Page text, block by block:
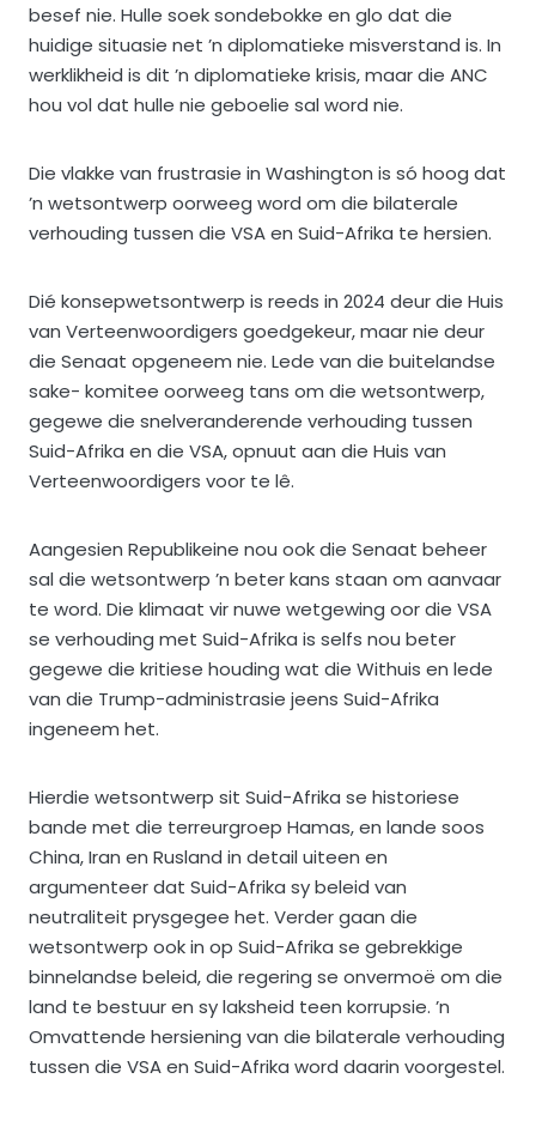
besef nie. Hulle soek sondebokke en glo dat die
huidige situasie net ’n diplomatieke misverstand is. In
werklikheid is dit ’n diplomatieke krisis, maar die ANC
hou vol dat hulle nie geboelie sal word nie.
Die vlakke van frustrasie in Washington is só hoog dat
’n wetsontwerp oorweeg word om die bilaterale
verhouding tussen die VSA en Suid-Afrika te hersien.
Dié konsepwetsontwerp is reeds in 2024 deur die Huis
van Verteenwoordigers goedgekeur, maar nie deur
die Senaat opgeneem nie. Lede van die buitelandse
sake- komitee oorweeg tans om die wetsontwerp,
gegewe die snelveranderende verhouding tussen
Suid-Afrika en die VSA, opnuut aan die Huis van
Verteenwoordigers voor te lê.
Aangesien Republikeine nou ook die Senaat beheer
sal die wetsontwerp ’n beter kans staan om aanvaar
te word. Die klimaat vir nuwe wetgewing oor die VSA
se verhouding met Suid-Afrika is selfs nou beter
gegewe die kritiese houding wat die Withuis en lede
van die Trump-administrasie jeens Suid-Afrika
ingeneem het.
Hierdie wetsontwerp sit Suid-Afrika se historiese
bande met die terreurgroep Hamas, en lande soos
China, Iran en Rusland in detail uiteen en
argumenteer dat Suid-Afrika sy beleid van
neutraliteit prysgegee het. Verder gaan die
wetsontwerp ook in op Suid-Afrika se gebrekkige
binnelandse beleid, die regering se onvermoë om die
land te bestuur en sy laksheid teen korrupsie. ’n
Omvattende hersiening van die bilaterale verhouding
tussen die VSA en Suid-Afrika word daarin voorgestel.